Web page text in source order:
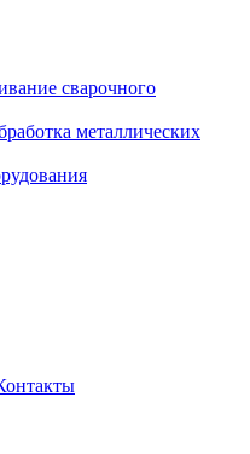
сварочного
металлических